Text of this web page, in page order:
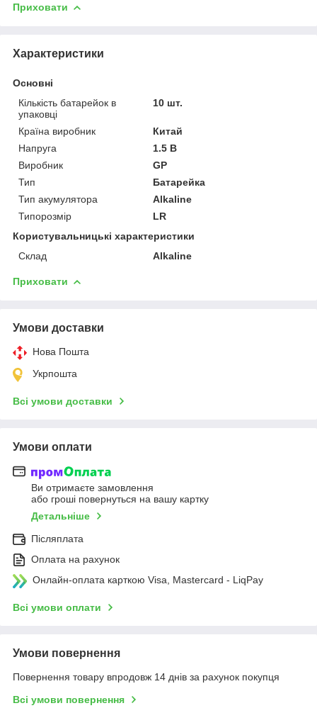
Приховати
Характеристики
Основні
Кількість батарейок в
упаковці
10 шт.
Країна виробник
Китай
Напруга
1.5 В
Виробник
GP
Тип
Батарейка
Тип акумулятора
Alkaline
Типорозмір
LR
Користувальницькі характеристики
Склад
Alkaline
Приховати
Умови доставки
Нова Пошта
Укрпошта
Всі умови доставки
Умови оплати
Ви отримаєте замовлення
або гроші повернуться на вашу картку
Детальніше
Післяплата
Оплата на рахунок
Онлайн-оплата карткою Visa, Mastercard - LiqPay
Всі умови оплати
Умови повернення
Повернення товару впродовж 14 днів за рахунок покупця
Всі умови повернення